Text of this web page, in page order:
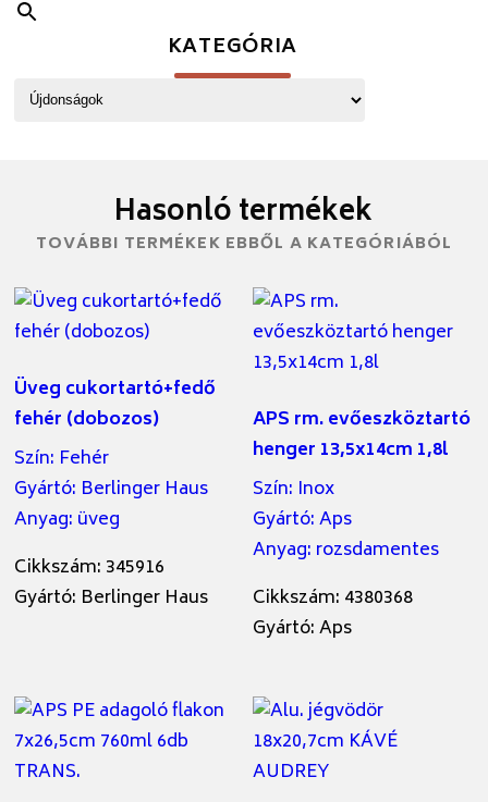
KATEGÓRIA
Hasonló termékek
TOVÁBBI TERMÉKEK EBBŐL A KATEGÓRIÁBÓL
Üveg cukortartó+fedő
fehér (dobozos)
Szín: Fehér
Gyártó: Berlinger Haus
Anyag: üveg
Cikkszám: 345916
Gyártó: Berlinger Haus
APS rm. evőeszköztartó
henger 13,5x14cm 1,8l
Szín: Inox
Gyártó:Aps
Anyag: rozsdamentes
Cikkszám: 4380368
Gyártó: Aps